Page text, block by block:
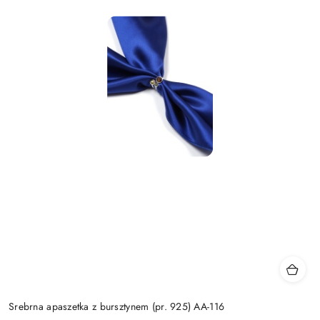
Srebrna apaszetka z bursztynem (pr. 925) AA-116